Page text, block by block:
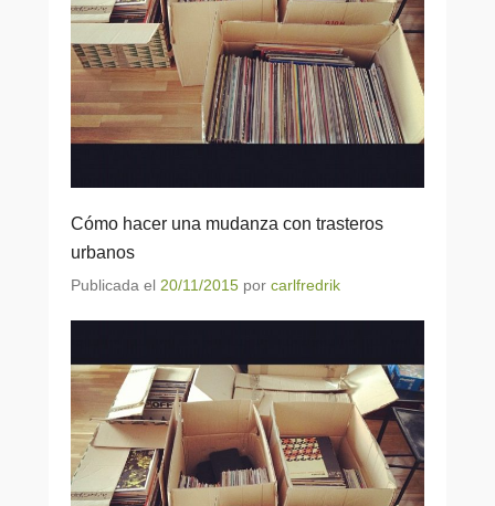
Cómo hacer una mudanza con trasteros
urbanos
Publicada el 20/11/2015 por carlfredrik